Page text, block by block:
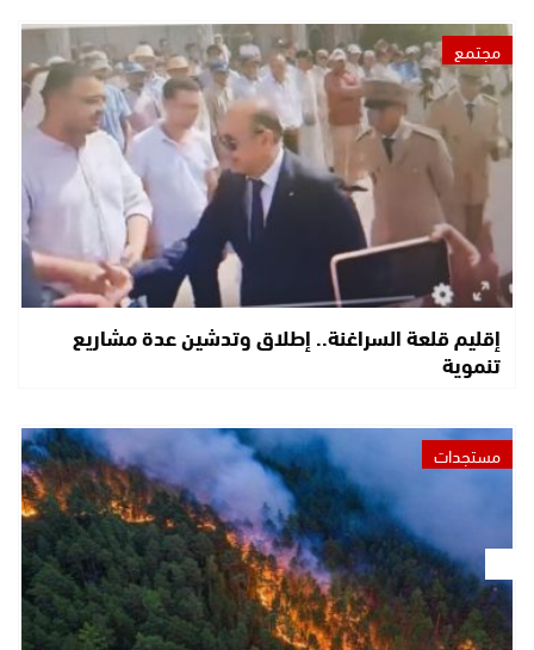
مجتمع
إقليم قلعة السراغنة.. إطلاق وتدشين عدة مشاريع
تنموية
مستجدات